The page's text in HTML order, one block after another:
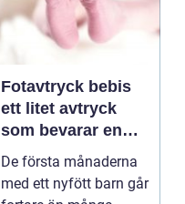
Fotavtryck bebis
ett litet avtryck
som bevarar en
stor stund
De första månaderna
med ett nyfött barn går